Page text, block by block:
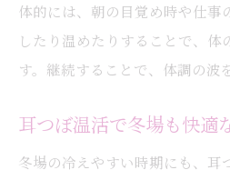
体的には、朝の目覚め時や仕事
したり温めたりすることで、体
す。継続することで、体調の波
耳つぼ温活で冬場も快適
冬場の冷えやすい時期にも、耳